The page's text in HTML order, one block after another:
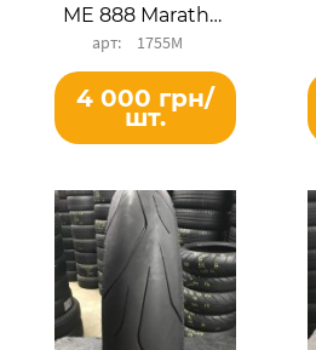
ME 888 Marathon Ultra
1755М
4 000 грн/
шт.